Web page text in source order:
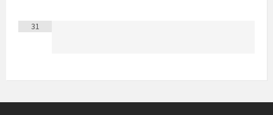
31